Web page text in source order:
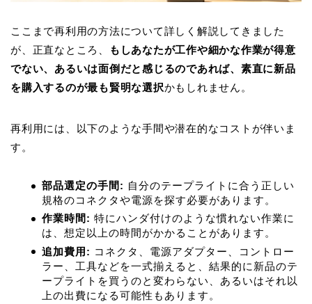
ここまで再利用の方法について詳しく解説してきました
が、正直なところ、
もしあなたが工作や細かな作業が得意
でない、あるいは面倒だと感じるのであれば、素直に新品
を購入するのが最も賢明な選択かもしれません。
再利用には、以下のような手間や潜在的なコストが伴いま
す。
部品選定の手間: 自分のテープライトに合う正しい
規格のコネクタや電源を探す必要があります。
作業時間: 特にハンダ付けのような慣れない作業に
は、想定以上の時間がかかることがあります。
追加費用: コネクタ、電源アダプター、コントロー
ラー、工具などを一式揃えると、 結果的に新品のテ
ープライトを買うのと変わらない、あるいはそれ以
上の出費になる可能性 もあります。